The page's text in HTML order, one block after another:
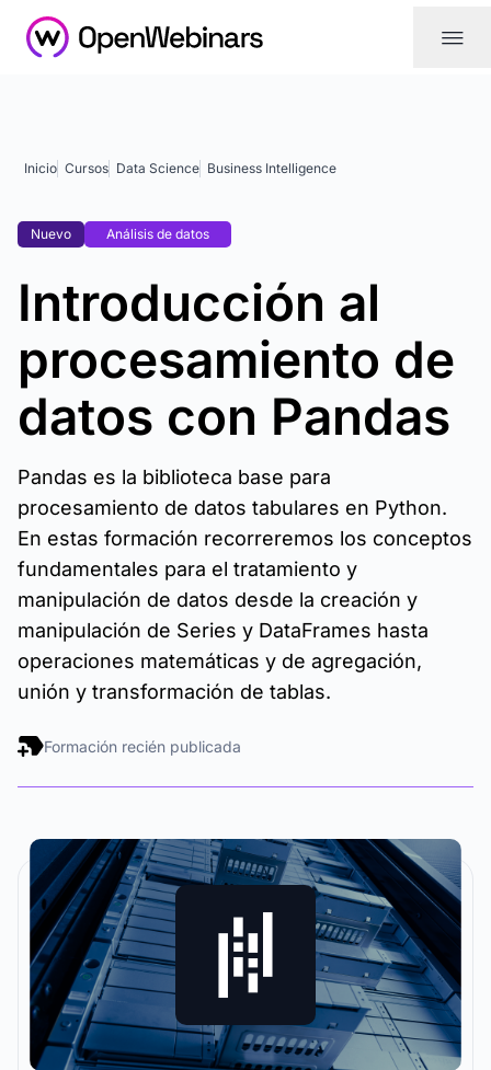
|||
Inicio Cursos Data Science Business Intelligence
Nuevo Análisis de datos
Introducción al
procesamiento de
datos con Pandas
Pandas es la biblioteca base para
procesamiento de datos tabulares en Python.
En estas formación recorreremos los conceptos
fundamentales para el tratamiento y
manipulación de datos desde la creación y
manipulación de Series y DataFrames hasta
operaciones matemáticas y de agregación,
unión y transformación de tablas.
Formación recién publicada
La metodología y plataforma de formación que